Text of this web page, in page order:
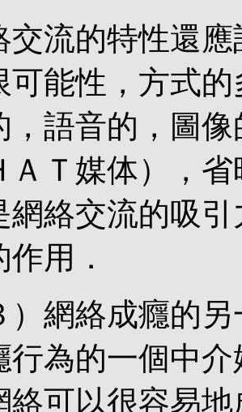
的特性還應
可能性，方式的
，語音的，圖
ＡＴ媒体），
網絡交流的吸
用．
絡成癮的另
行為的一個中介
絡可以很容易